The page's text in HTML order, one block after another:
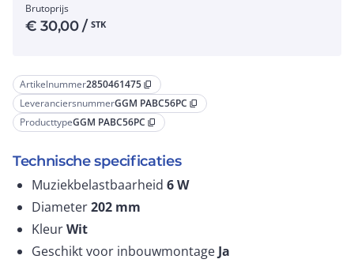
Artikelnummer2850461475 content_copy
LeveranciersnummerGGM PABC56PC content_copy
ProducttypeGGM PABC56PC content_copy
Technische specificaties
Muziekbelastbaarheid 6W
Diameter202 mm
KleurWit
Geschikt voor inbouwmontage Ja
Brutoprijs
€30,00/ STK